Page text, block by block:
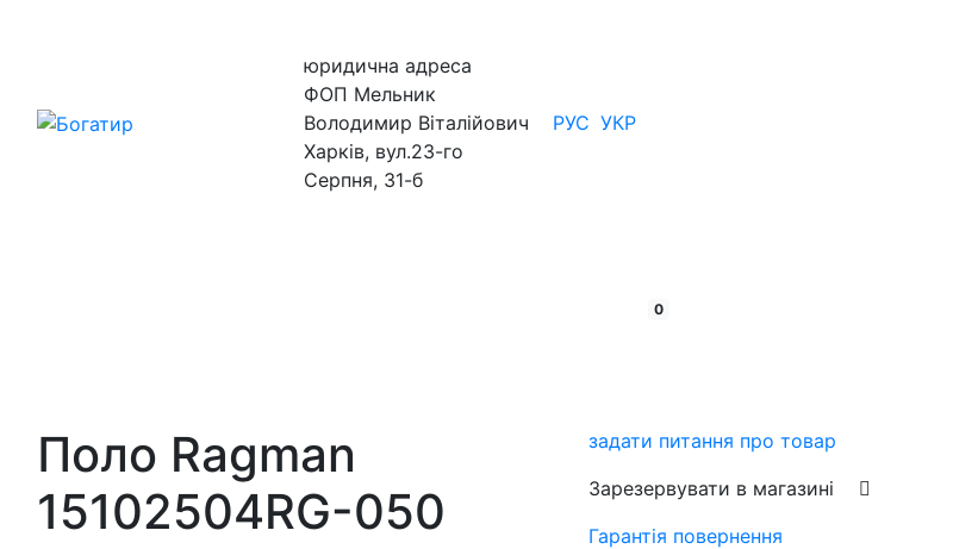
юридична адреса
ФОП Мельник
Володимир Віталійович
Харків, вул.23-го
Серпня, 31-б
РУС УКР
0
Поло Ragman
15102504RG-050
задати питання про товар
Зарезервувати в магазині
Гарантія повернення